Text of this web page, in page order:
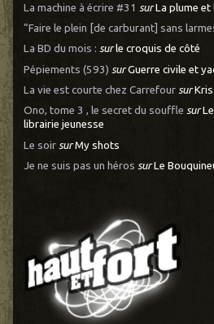
La machine à écrire #31 surLa plume et
”Faire le plein [de carburant] sans
La BD du mois : surle croquis de côté
Pépiements (593) surGuerre civile et
La vie est courte chez Carrefour sur
Ono, tome 3 , le secret du souffle sur
librairie jeunesse
Le soir surMy shots
Je ne suis pas un héros surLe